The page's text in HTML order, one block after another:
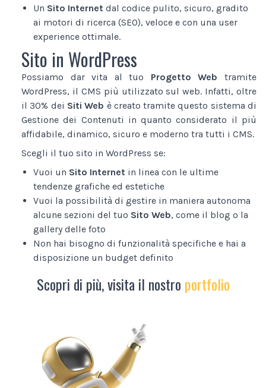
Un Sito Internet dal codice pulito, sicuro, gradito
ai motori di ricerca (SEO), veloce e con una user
experience ottimale.
Sito in WordPress
Possiamo dar vita al tuo Progetto Web tramite
WordPress, il CMS più utilizzato sul web. Infatti, oltre
il 30% dei Siti Web è creato tramite questo sistema di
Gestione dei Contenuti in quanto considerato il più
affidabile, dinamico, sicuro e moderno tra tutti i CMS.
Scegli il tuo sito in WordPress se:
Vuoi un Sito Internet in linea con le ultime
tendenze grafiche ed estetiche
Vuoi la possibilità di gestire in maniera autonoma
alcune sezioni del tuo Sito Web, come il blog o la
gallery delle foto
Non hai bisogno di funzionalità specifiche e hai a
disposizione un budget definito
Scopri di più, visita il nostro portfolio